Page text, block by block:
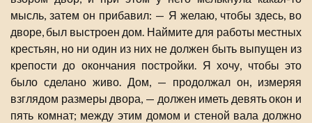
мысль, затем он прибавил: — Я желаю, чтобы здесь, во
дворе, был выстроен дом. Наймите для работы местных
крестьян, но ни один из них не должен быть выпущен из
крепости до окончания постройки. Я хочу, чтобы это
было сделано живо. Дом, — продолжал он, измеряя
взглядом размеры двора, — должен иметь девять окон и
пять комнат; между этим домом и стеной вала должно